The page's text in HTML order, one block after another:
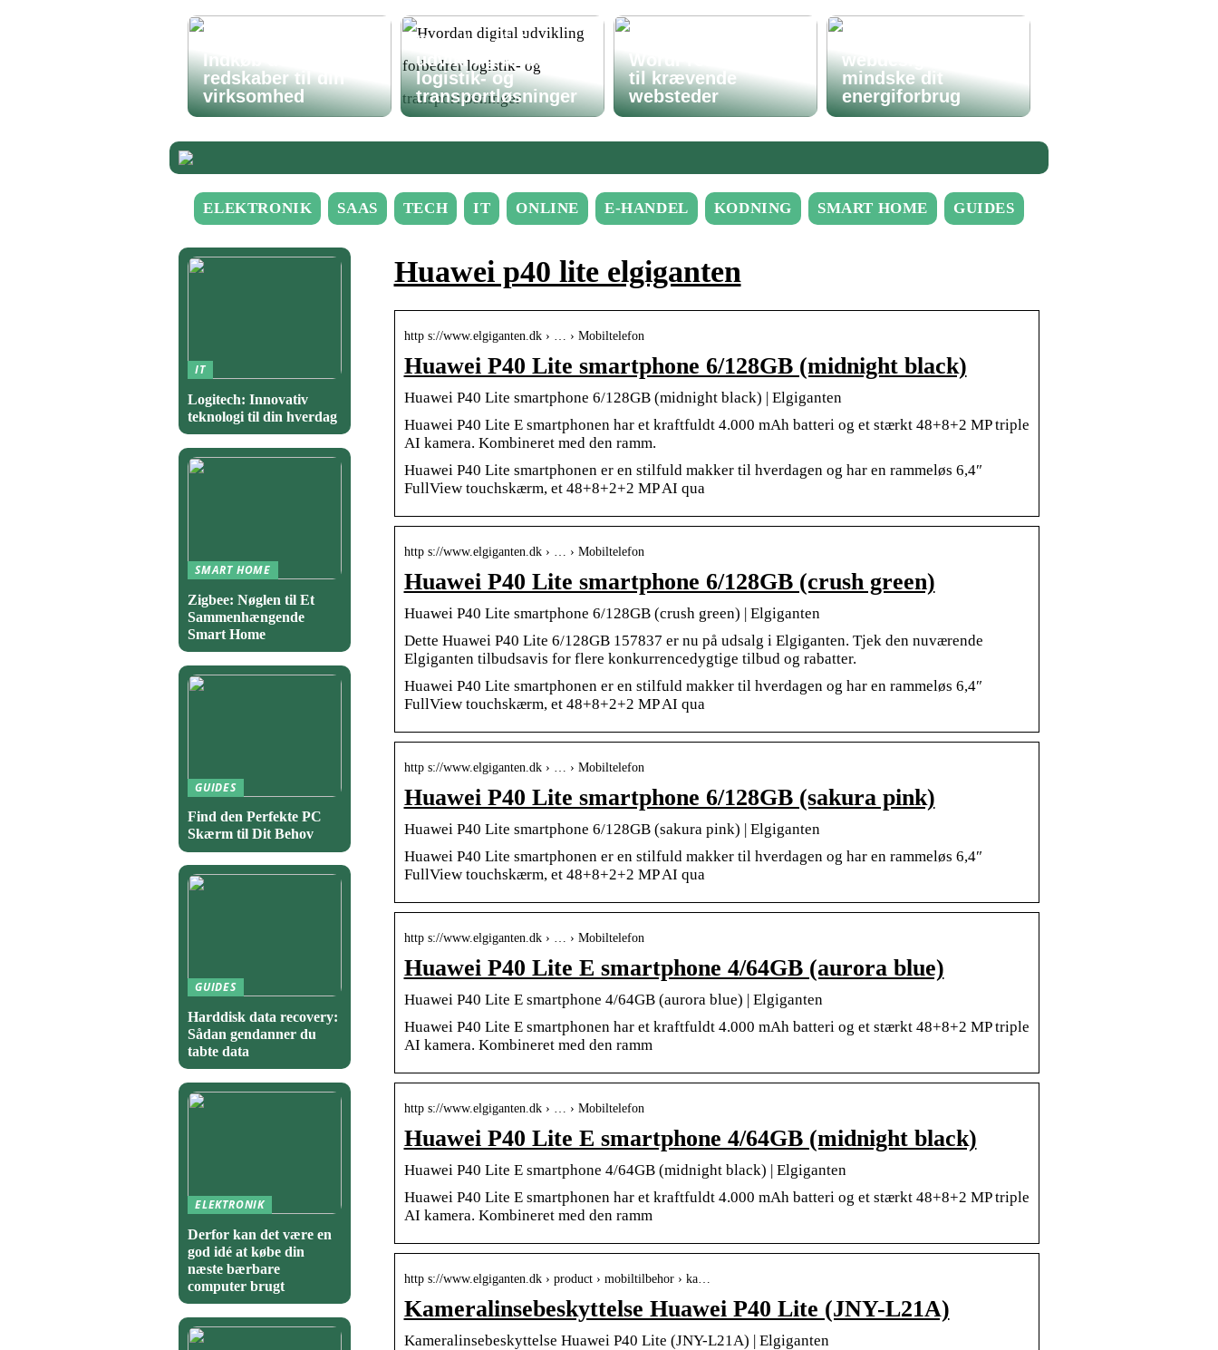
Indkøb de rigtige
redskaber til din
virksomhed
Hvordan digital
udvikling forbedrer
logistik- og
transportløsninger
WordPress-løsning
til krævende
websteder
webdesign kan
mindske dit
energiforbrug
ELEKTRONIK SAAS TECH IT ONLINE E-HANDEL KODNING SMART HOME GUIDES
Huawei p40 lite elgiganten
http s://www.elgiganten.dk › … › Mobiltelefon
Huawei P40 Lite smartphone 6/128GB (midnight black)
Huawei P40 Lite smartphone 6/128GB (midnight black) | Elgiganten
Huawei P40 Lite E smartphonen har et kraftfuldt 4.000 mAh batteri og et stærkt 48+8+2 MP triple
AI kamera. Kombineret med den ramm.
Huawei P40 Lite smartphonen er en stilfuld makker til hverdagen og har en rammeløs 6,4″
FullView touchskærm, et 48+8+2+2 MP AI qua
http s://www.elgiganten.dk › … › Mobiltelefon
Huawei P40 Lite smartphone 6/128GB (crush green)
Huawei P40 Lite smartphone 6/128GB (crush green) | Elgiganten
Dette Huawei P40 Lite 6/128GB 157837 er nu på udsalg i Elgiganten. Tjek den nuværende
Elgiganten tilbudsavis for flere konkurrencedygtige tilbud og rabatter.
Huawei P40 Lite smartphonen er en stilfuld makker til hverdagen og har en rammeløs 6,4″
FullView touchskærm, et 48+8+2+2 MP AI qua
http s://www.elgiganten.dk › … › Mobiltelefon
Huawei P40 Lite smartphone 6/128GB (sakura pink)
Huawei P40 Lite smartphone 6/128GB (sakura pink) | Elgiganten
Huawei P40 Lite smartphonen er en stilfuld makker til hverdagen og har en rammeløs 6,4″
FullView touchskærm, et 48+8+2+2 MP AI qua
http s://www.elgiganten.dk › … › Mobiltelefon
Huawei P40 Lite E smartphone 4/64GB (aurora blue)
Huawei P40 Lite E smartphone 4/64GB (aurora blue) | Elgiganten
Huawei P40 Lite E smartphonen har et kraftfuldt 4.000 mAh batteri og et stærkt 48+8+2 MP triple
AI kamera. Kombineret med den ramm
http s://www.elgiganten.dk › … › Mobiltelefon
Huawei P40 Lite E smartphone 4/64GB (midnight black)
Huawei P40 Lite E smartphone 4/64GB (midnight black) | Elgiganten
Huawei P40 Lite E smartphonen har et kraftfuldt 4.000 mAh batteri og et stærkt 48+8+2 MP triple
AI kamera. Kombineret med den ramm
http s://www.elgiganten.dk › product › mobiltilbehor › ka…
Kameralinsebeskyttelse Huawei P40 Lite (JNY-L21A)
Kameralinsebeskyttelse Huawei P40 Lite (JNY-L21A) | Elgiganten
IT
Logitech: Innovativ
teknologi til din hverdag
SMART HOME
Zigbee: Nøglen til Et
Sammenhængende
Smart Home
GUIDES
Find den Perfekte PC
Skærm til Dit Behov
GUIDES
Harddisk data recovery:
Sådan gendanner du
tabte data
ELEKTRONIK
Derfor kan det være en
god idé at købe din
næste bærbare
computer brugt